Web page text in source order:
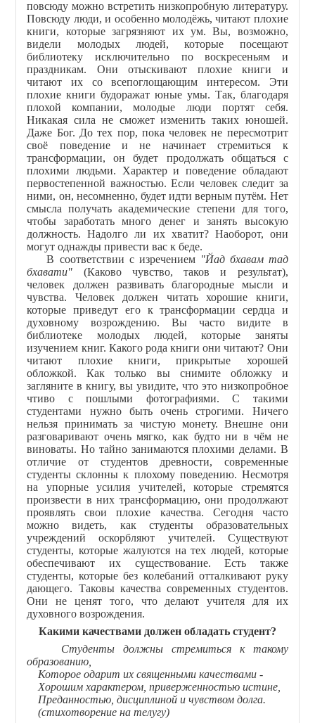
повсюду можно встретить низкопробную литературу.
Повсюду люди, и особенно молодёжь, читают плохие
книги, которые загрязняют их ум. Вы, возможно,
видели молодых людей, которые посещают
библиотеку исключительно по воскресеньям и
праздникам. Они отыскивают плохие книги и
читают их со всепоглощающим интересом. Эти
плохие книги будоражат юные умы. Так, благодаря
плохой компании, молодые люди портят себя.
Никакая сила не сможет изменить таких юношей.
Даже Бог. До тех пор, пока человек не пересмотрит
своё поведение и не начинает стремиться к
трансформации, он будет продолжать общаться с
плохими людьми. Характер и поведение обладают
первостепенной важностью. Если человек следит за
ними, он, несомненно, будет идти верным путём. Нет
смысла получать академические степени для того,
чтобы заработать много денег и занять высокую
должность. Надолго ли их хватит? Наоборот, они
могут однажды привести вас к беде.
В соответствии с изречением "Йад бхавам тад
бхавати" (Каково чувство, таков и результат),
человек должен развивать благородные мысли и
чувства. Человек должен читать хорошие книги,
которые приведут его к трансформации сердца и
духовному возрождению. Вы часто видите в
библиотеке молодых людей, которые заняты
изучением книг. Какого рода книги они читают? Они
читают плохие книги, прикрытые хорошей
обложкой. Как только вы снимите обложку и
загляните в книгу, вы увидите, что это низкопробное
чтиво с пошлыми фотографиями. С такими
студентами нужно быть очень строгими. Ничего
нельзя принимать за чистую монету. Внешне они
разговаривают очень мягко, как будто ни в чём не
виноваты. Но тайно занимаются плохими делами. В
отличие от студентов древности, современные
студенты склонны к плохому поведению. Несмотря
на упорные усилия учителей, которые стремятся
произвести в них трансформацию, они продолжают
проявлять свои плохие качества. Сегодня часто
можно видеть, как студенты образовательных
учреждений оскорбляют учителей. Существуют
студенты, которые жалуются на тех людей, которые
обеспечивают их существование. Есть также
студенты, которые без колебаний отталкивают руку
дающего. Таковы качества современных студентов.
Они не ценят того, что делают учителя для их
духовного возрождения.
Какими качествами должен обладать студент?
Студенты должны стремиться к такому
образованию,
Которое одарит их священными качествами -
Хорошим характером, приверженностью истине,
Преданностью, дисциплиной и чувством долга.
(стихотворение на телугу)